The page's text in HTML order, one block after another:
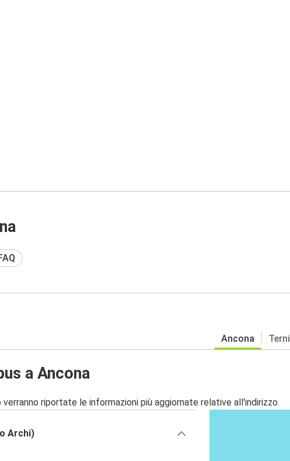
Ancona Terni
a Ancona
riportate le informazioni più aggiornate relative all'indirizzo.
Archi)